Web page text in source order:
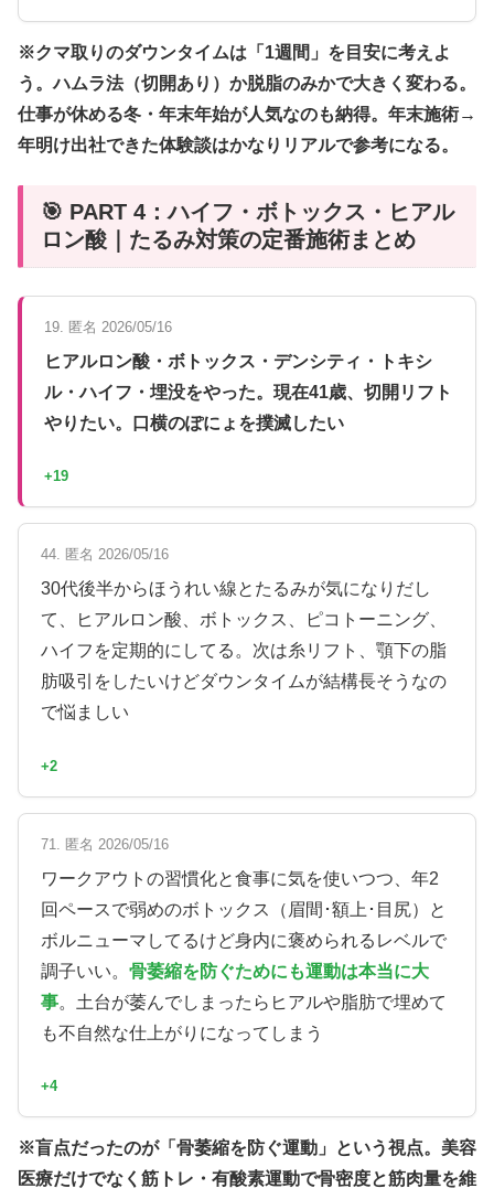
※クマ取りのダウンタイムは「1週間」を目安に考えよ
う。ハムラ法（切開あり）か脱脂のみかで大きく変わる。
仕事が休める冬・年末年始が人気なのも納得。年末施術→
年明け出社できた体験談はかなりリアルで参考になる。
🎯 PART 4：ハイフ・ボトックス・ヒアル
ロン酸｜たるみ対策の定番施術まとめ
19. 匿名 2026/05/16
ヒアルロン酸・ボトックス・デンシティ・トキシ
ル・ハイフ・埋没をやった。現在41歳、切開リフト
やりたい。口横のぽにょを撲滅したい
+19
44. 匿名 2026/05/16
30代後半からほうれい線とたるみが気になりだし
て、ヒアルロン酸、ボトックス、ピコトーニング、
ハイフを定期的にしてる。次は糸リフト、顎下の脂
肪吸引をしたいけどダウンタイムが結構長そうなの
で悩ましい
+2
71. 匿名 2026/05/16
ワークアウトの習慣化と食事に気を使いつつ、年2
回ペースで弱めのボトックス（眉間･額上･目尻）と
ボルニューマしてるけど身内に褒められるレベルで
調子いい。 骨萎縮を防ぐためにも運動は本当に大
事。土台が萎んでしまったらヒアルや脂肪で埋めて
も不自然な仕上がりになってしまう
+4
※盲点だったのが「骨萎縮を防ぐ運動」という視点。美容
医療だけでなく筋トレ・有酸素運動で骨密度と筋肉量を維